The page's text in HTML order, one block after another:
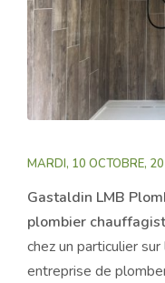
MARDI, 10 OCTOBRE,
Gastaldin LMB
plombier
chez un particulier sur
entreprise de